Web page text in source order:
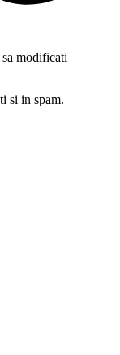
modificati
si in spam.